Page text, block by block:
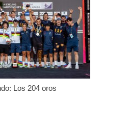
Los 204 oros